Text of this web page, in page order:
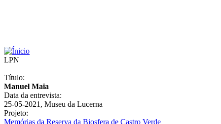
LPN
Título:
Manuel Maia
Data da entrevista:
25-05-2021, Museu da Lucerna
Projeto:
Memórias da Reserva da Biosfera de Castro Verde